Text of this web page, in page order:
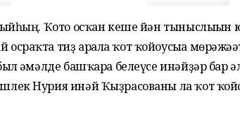
Ҡото осҡан кеше йән тыныслығын
тиҙ арала ҡот ҡойоусыға
ғәмәлде башҡара белеүсе инәй­ҙәр бар
Нурия инәй Ҡыҙрасованы ла ҡот